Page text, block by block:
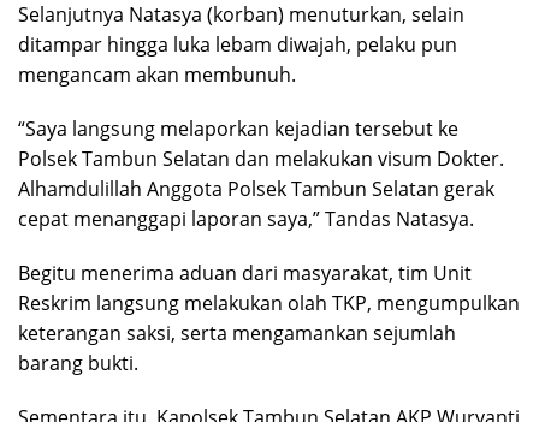
Selanjutnya Natasya (korban) menuturkan, selain
ditampar hingga luka lebam diwajah, pelaku pun
mengancam akan membunuh.
“Saya langsung melaporkan kejadian tersebut ke
Polsek Tambun Selatan dan melakukan visum Dokter.
Alhamdulillah Anggota Polsek Tambun Selatan gerak
cepat menanggapi laporan saya,” Tandas Natasya.
Begitu menerima aduan dari masyarakat, tim Unit
Reskrim langsung melakukan olah TKP, mengumpulkan
keterangan saksi, serta mengamankan sejumlah
barang bukti.